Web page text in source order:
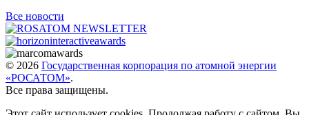
Все новости
© 2026 Государственная корпорация по атомной энергии
«РОСАТОМ».
Все права защищены.